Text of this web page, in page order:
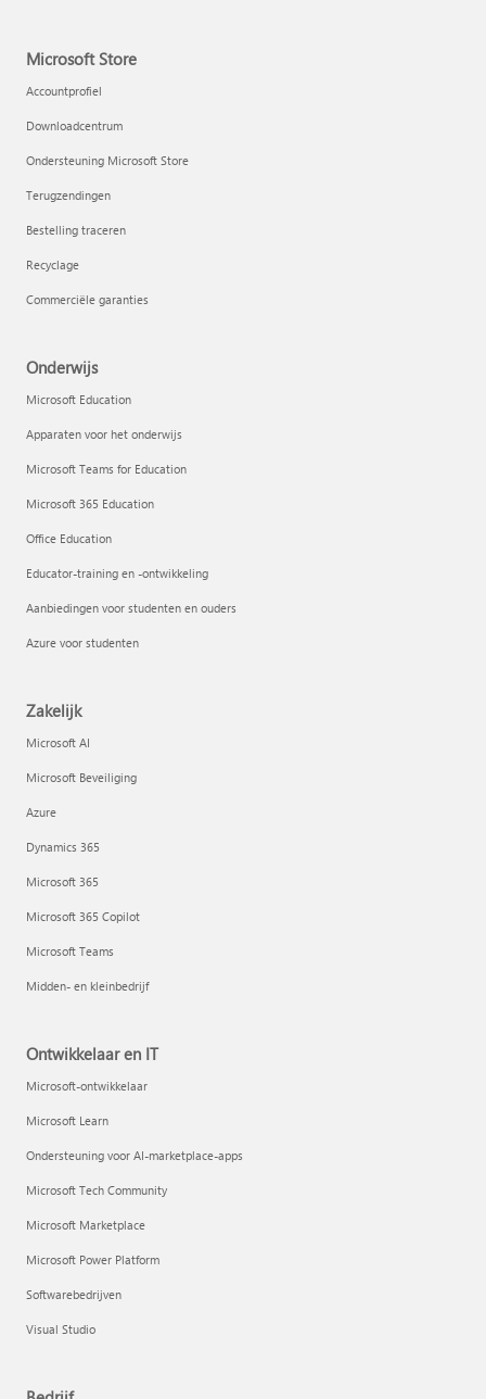
Microsoft Store
Accountprofiel
Downloadcentrum
Ondersteuning Microsoft Store
Terugzendingen
Bestelling traceren
Recyclage
Commerciële garanties
Onderwijs
Microsoft Education
Apparaten voor het onderwijs
Microsoft Teams for Education
Microsoft 365 Education
Office Education
Educator-training en -ontwikkeling
Aanbiedingen voor studenten en ouders
Azure voor studenten
Zakelijk
Microsoft AI
Microsoft Beveiliging
Azure
Dynamics 365
Microsoft 365
Microsoft 365 Copilot
Microsoft Teams
Midden- en kleinbedrijf
Ontwikkelaar en IT
Microsoft-ontwikkelaar
Microsoft Learn
Ondersteuning voor AI-marketplace-apps
Microsoft Tech Community
Microsoft Marketplace
Microsoft Power Platform
Softwarebedrijven
Visual Studio